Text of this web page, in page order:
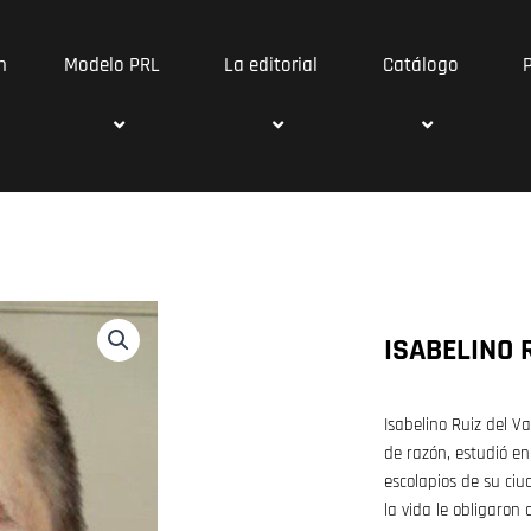
Modelo PRL La editorial Catálogo
ISABELINO
Isabelino Ruiz del
de razón, estudió
escolapios de su
la vida le obligaron